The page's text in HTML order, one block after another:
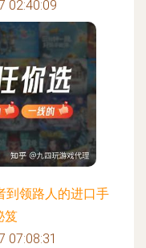
02:40:09
到领路人的进口手
笈
07:08:31